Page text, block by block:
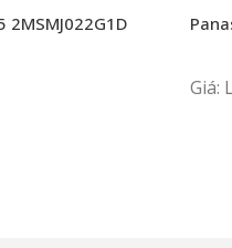
2MSMJ022G1D
Giá: